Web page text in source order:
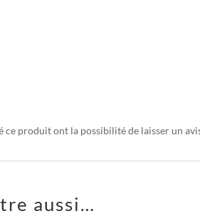
ce produit ont la possibilité de laisser un
aussi…